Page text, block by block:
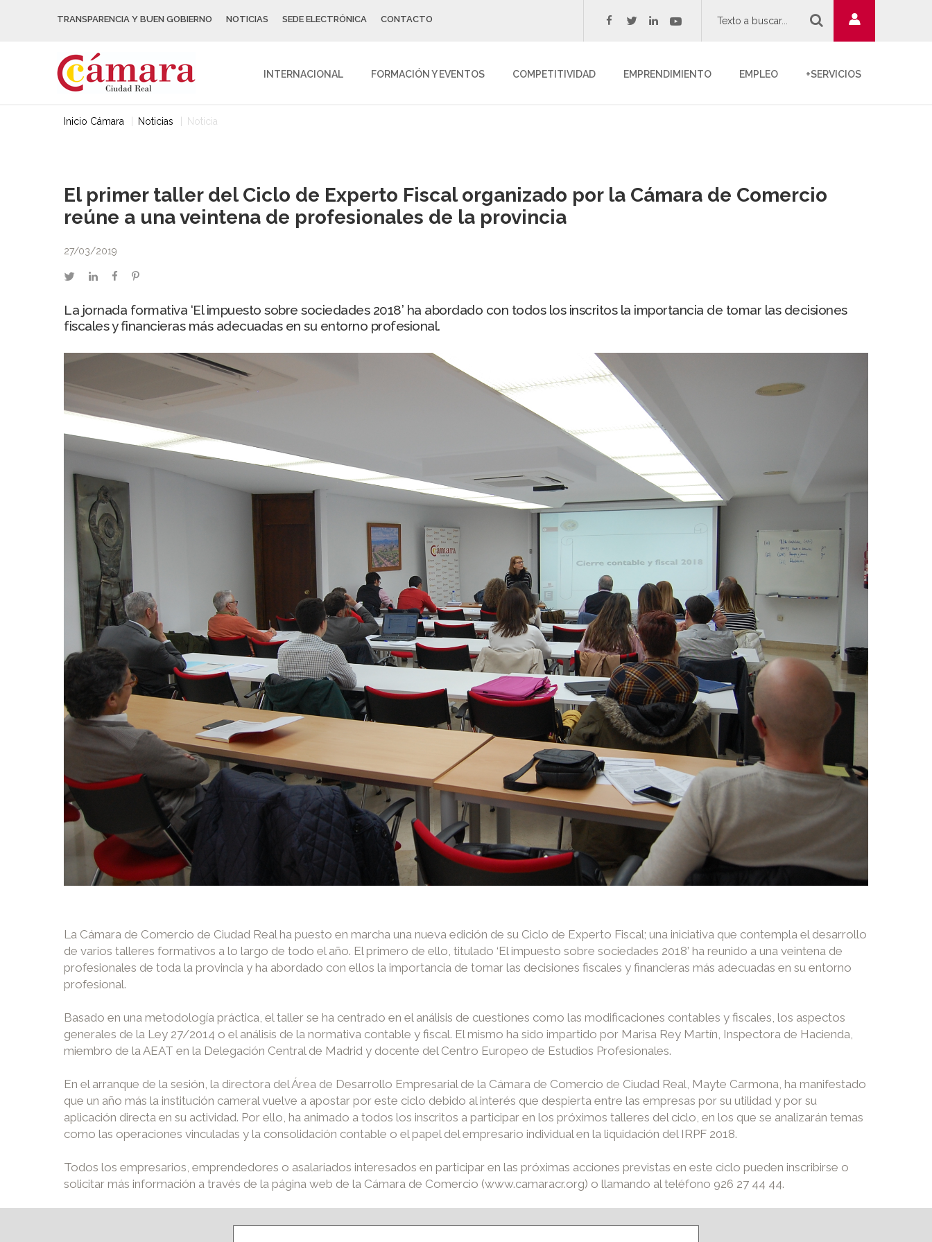
TRANSPARENCIA Y BUEN GOBIERNO NOTICIAS SEDE ELECTRÓNICA CONTACTO facebook
twitterlinkedinyoutube
INTERNACIONAL FORMACIÓN Y EVENTOS COMPETITIVIDAD EMPRENDIMIENTO EMPLEO +SERVICIOS
Inicio Cámara Noticias Noticia
El primer taller del Ciclo de Experto Fiscal organizado por la Cámara de Comercio
reúne a una veintena de profesionales de la provincia
27/03/2019
twitterlinkedinfacebookpinterest
La jornada formativa ‘El impuesto sobre sociedades 2018’ ha abordado con todos los inscritos la importancia de tomar las decisiones
fiscales y financieras más adecuadas en su entorno profesional.
La Cámara de Comercio de Ciudad Real ha puesto en marcha una nueva edición de su Ciclo de Experto Fiscal; una iniciativa que contempla el desarrollo
de varios talleres formativos a lo largo de todo el año. El primero de ello, titulado ‘El impuesto sobre sociedades 2018’ ha reunido a una veintena de
profesionales de toda la provincia y ha abordado con ellos la importancia de tomar las decisiones fiscales y financieras más adecuadas en su entorno
profesional.
Basado en una metodología práctica, el taller se ha centrado en el análisis de cuestiones como las modificaciones contables y fiscales, los aspectos
generales de la Ley 27/2014 o el análisis de la normativa contable y fiscal. El mismo ha sido impartido por Marisa Rey Martín, Inspectora de Hacienda,
miembro de la AEAT en la Delegación Central de Madrid y docente del Centro Europeo de Estudios Profesionales.
En el arranque de la sesión, la directora del Área de Desarrollo Empresarial de la Cámara de Comercio de Ciudad Real, Mayte Carmona, ha manifestado
que un año más la institución cameral vuelve a apostar por este ciclo debido al interés que despierta entre las empresas por su utilidad y por su
aplicación directa en su actividad. Por ello, ha animado a todos los inscritos a participar en los próximos talleres del ciclo, en los que se analizarán temas
como las operaciones vinculadas y la consolidación contable o el papel del empresario individual en la liquidación del IRPF 2018.
Todos los empresarios, emprendedores o asalariados interesados en participar en las próximas acciones previstas en este ciclo pueden inscribirse o
solicitar más información a través de la página web de la Cámara de Comercio (www.camaracr.org) o llamando al teléfono 926 27 44 44.